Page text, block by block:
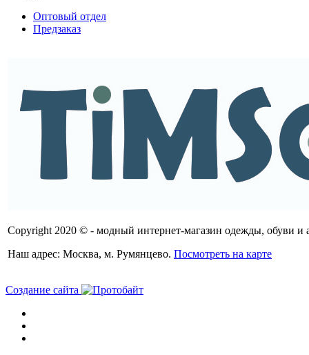
Оптовый отдел
Предзаказ
Copyright 2020 © - модный интернет-магазин одежды, обуви и
Наш адрес: Москва, м. Румянцево. Посмотреть на карте
Создание сайта